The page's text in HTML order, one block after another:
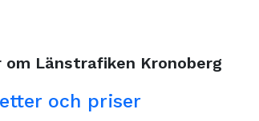
om Länstrafiken Kronoberg
och priser